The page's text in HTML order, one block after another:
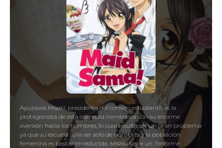
Ayuzawa Misaki, presidenta del consejo estudiantil, es la
protagonista de esta comedia romántica con su enorme
aversión hacia los hombres, lo cual resulta ser un gran problema
ya que su escuela solía ser solo de hombres y la población
femenina es bastante reducida. Misaki tiene un ?enorme